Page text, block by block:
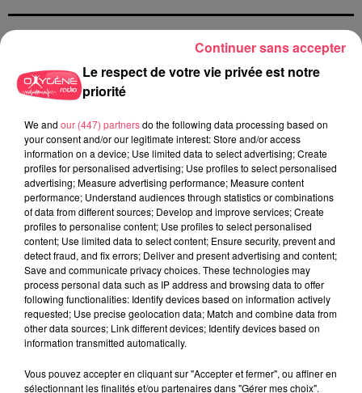
AUTRES PODCASTS DE LA MÊME CATÉGORIE
Le respect de votre vie privée est notre
priorité
We and our (447) partnersdo the following data processing based on
your consent and/or our legitimate interest: Store and/or access
information on a device; Use limited data to select advertising; Create
profiles for personalised advertising; Use profiles to select personalised
advertising; Measure advertising performance; Measure content
performance; Understand audiences through statistics or combinations
of data from different sources; Develop and improve services; Create
profiles to personalise content; Use profiles to select personalised
content; Use limited data to select content; Ensure security, prevent and
detect fraud, and fix errors; Deliver and present advertising and content;
Save and communicate privacy choices. These technologies may
process personal data such as IP address and browsing data to offer
following functionalities: Identify devices based on information actively
requested; Use precise geolocation data; Match and combine data from
other data sources; Link different devices; Identify devices based on
information transmitted automatically.
Vous pouvez accepter en cliquant sur "Accepter et fermer", ou affiner en
sélectionnant les finalités et/ou partenaires dans "Gérer mes choix".
Continuer sans accepter